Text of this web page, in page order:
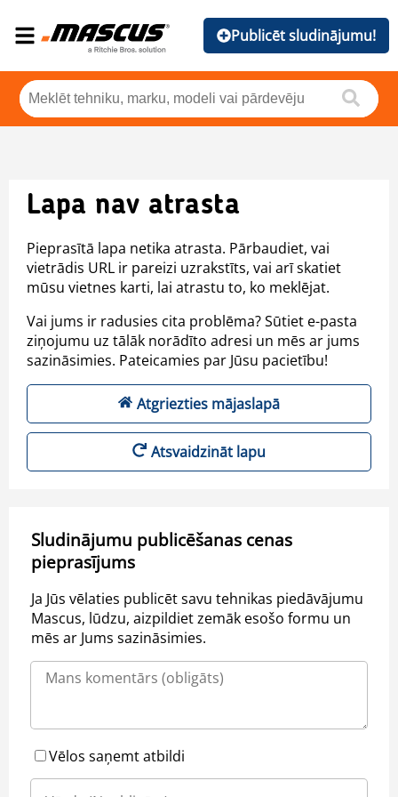
Publicēt sludinājumu!
Lapa nav atrasta
Pieprasītā lapa netika atrasta. Pārbaudiet, vai
vietrādis URL ir pareizi uzrakstīts, vai arī skatiet
mūsu vietnes karti, lai atrastu to, ko meklējat.
Vai jums ir radusies cita problēma? Sūtiet e-pasta
ziņojumu uz tālāk norādīto adresi un mēs ar jums
sazināsimies. Pateicamies par Jūsu pacietību!
Atgriezties mājaslapā
Atsvaidzināt lapu
Sludinājumu publicēšanas cenas
pieprasījums
Ja Jūs vēlaties publicēt savu tehnikas piedāvājumu
Mascus, lūdzu, aizpildiet zemāk esošo formu un
mēs ar Jums sazināsimies.
Vēlos saņemt atbildi